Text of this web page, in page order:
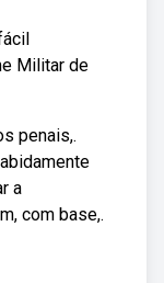
Militar de
penais,.
a
com base,.